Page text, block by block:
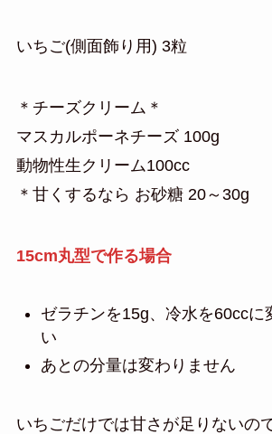
いちご(側面飾り用) 3粒
＊チーズクリーム＊
マスカルポーネチーズ 100g
動物性生クリーム100cc
＊甘くするなら お砂糖 20～30g
15cm丸型で作る場合
ゼラチンを15g、冷水を60ccに
い
あとの分量は変わりません
いちごだけでは甘さが足りないの